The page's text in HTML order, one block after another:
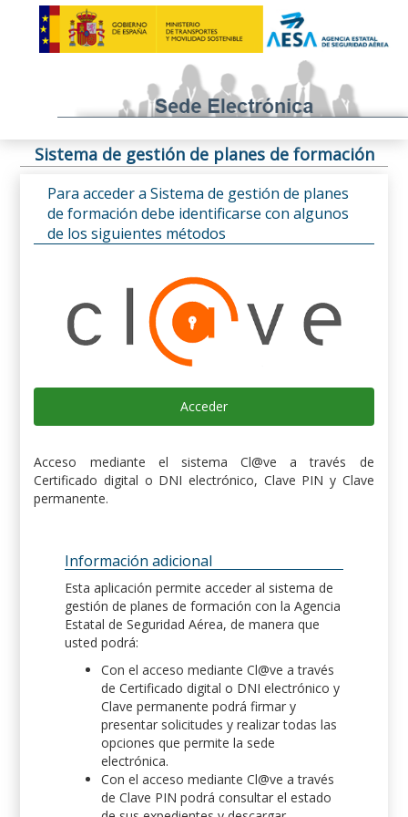
Sistema de gestión de planes de formación
Para acceder a Sistema de gestión de planes
de formación debe identificarse con algunos
de los siguientes métodos
Acceder
Acceso mediante el sistema Cl@ve a través de
Certificado digital o DNI electrónico, Clave PIN y Clave
permanente.
Información adicional
Esta aplicación permite acceder al sistema de
gestión de planes de formación con la Agencia
Estatal de Seguridad Aérea, de manera que
usted podrá:
Con el acceso mediante Cl@ve a través
de Certificado digital o DNI electrónico y
Clave permanente podrá firmar y
presentar solicitudes y realizar todas las
opciones que permite la sede
electrónica.
Con el acceso mediante Cl@ve a través
de Clave PIN podrá consultar el estado